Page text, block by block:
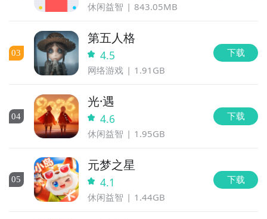
休闲益智 843.05MB
03
第五人格
4.5
网络游戏 1.91GB
下载
04
光·遇
4.6
休闲益智 1.95GB
下载
05
元梦之星
4.1
休闲益智 1.44GB
下载